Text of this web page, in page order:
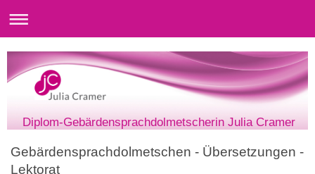
Diplom-Gebärdensprachdolmetscherin Julia Cramer
Gebärdensprachdolmetschen - Übersetzungen -
Lektorat